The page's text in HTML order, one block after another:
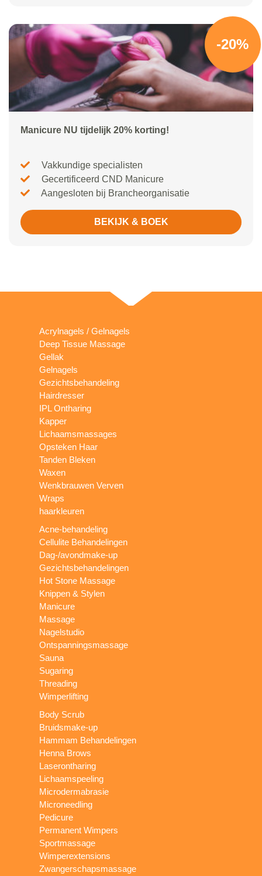
-20%
Manicure NU tijdelijk 20% korting!
Vakkundige specialisten
Gecertificeerd CND Manicure
Aangesloten bij Brancheorganisatie
BEKIJK & BOEK
Acrylnagels / Gelnagels
Deep Tissue Massage
Gellak
Gelnagels
Gezichtsbehandeling
Hairdresser
IPL Ontharing
Kapper
Lichaamsmassages
Opsteken Haar
Tanden Bleken
Waxen
Wenkbrauwen Verven
Wraps
haarkleuren
Acne-behandeling
Cellulite Behandelingen
Dag-/avondmake-up
Gezichtsbehandelingen
Hot Stone Massage
Knippen & Stylen
Manicure
Massage
Nagelstudio
Ontspanningsmassage
Sauna
Sugaring
Threading
Wimperlifting
Body Scrub
Bruidsmake-up
Hammam Behandelingen
Henna Brows
Laserontharing
Lichaamspeeling
Microdermabrasie
Microneedling
Pedicure
Permanent Wimpers
Sportmassage
Wimperextensions
Zwangerschapsmassage